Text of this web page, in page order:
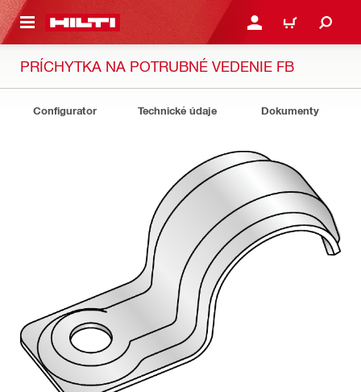
HLAVNÝ OBSAH PRIHLÁSIŤ ALEBO
KOŠÍK
PRÍCHYTKA NA POTRUBNÉ VEDENIE FB
Configurator Technické údaje Dokumenty